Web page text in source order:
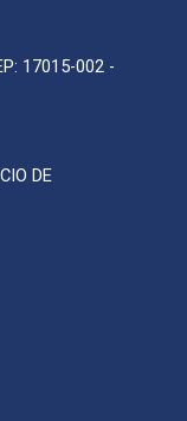
17015-002 -
DE